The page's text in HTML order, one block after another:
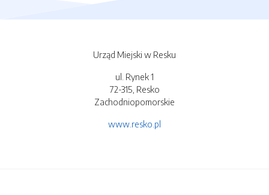
Urząd Miejski w Resku
ul. Rynek 1
72-315, Resko
Zachodniopomorskie
www.resko.pl